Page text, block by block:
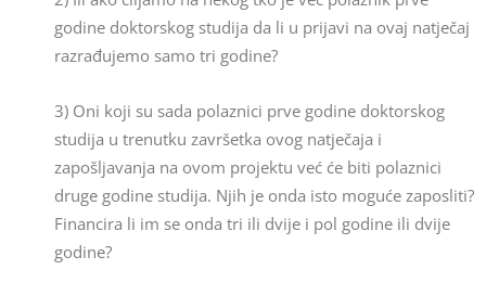
godine doktorskog studija da li u prijavi na ovaj natječaj
razrađujemo samo tri godine?
3) Oni koji su sada polaznici prve godine doktorskog
studija u trenutku završetka ovog natječaja i
zapošljavanja na ovom projektu već će biti polaznici
druge godine studija. Njih je onda isto moguće zaposliti?
Financira li im se onda tri ili dvije i pol godine ili dvije
godine?